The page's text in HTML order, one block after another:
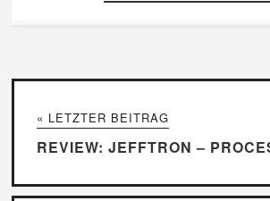
« LETZTER BEITRAG
REVIEW: JEFFTRON –